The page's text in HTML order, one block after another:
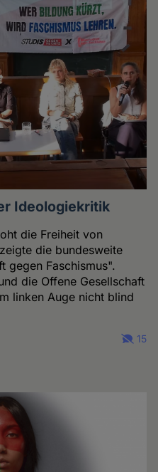
Ideologiekritik
die Freiheit von
die bundesweite
gegen Faschismus".
die Offene Gesellschaft
linken Auge nicht blind
15